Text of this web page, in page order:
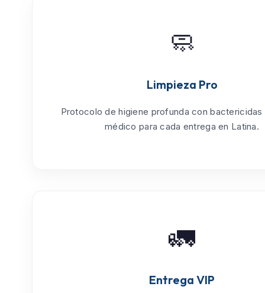
🧼
Limpieza Pro
Protocolo dehigiene profunda con bactericidas
médico para cada entrega en Latina.
🚛
Entrega VIP